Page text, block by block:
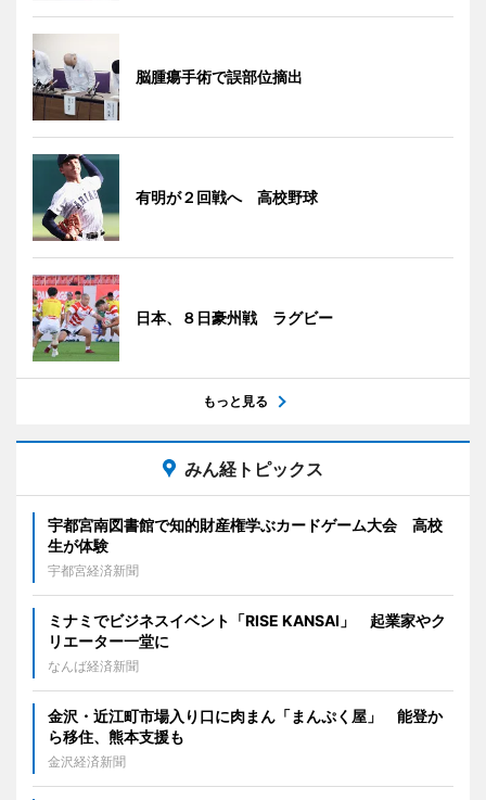
脳腫瘍手術で誤部位摘出
有明が２回戦へ 高校野球
日本、８日豪州戦 ラグビー
もっと見る
みん経トピックス
宇都宮南図書館で知的財産権学ぶカードゲーム大会 高校
生が体験
宇都宮経済新聞
ミナミでビジネスイベント「RISE KANSAI」 起業家やク
リエーター一堂に
なんば経済新聞
金沢・近江町市場入り口に肉まん「まんぷく屋」 能登か
ら移住、熊本支援も
金沢経済新聞